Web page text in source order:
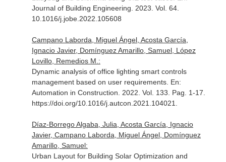
Journal of Building Engineering . 2023. Vol. 64.
10.1016/j.jobe.2022.105608
Campano Laborda, Miguel Ángel, Acosta García,
Ignacio Javier, Domínguez Amarillo, Samuel, López
Lovillo, Remedios M.:
Dynamic analysis of office lighting smart controls
management based on user requirements. En:
Automation in Construction . 2022. Vol. 133. Pag. 1-17.
https://doi.org/10.1016/j.autcon.2021.104021.
Díaz-Borrego Algaba, Julia, Acosta García, Ignacio
Javier, Campano Laborda, Miguel Ángel, Domínguez
Amarillo, Samuel:
Urban Layout for Building Solar Optimization and